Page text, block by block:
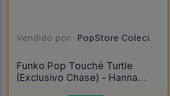
Vendido por: PopStore Colecionáveis - MG
Funko Pop Touché Turtle
(Exclusivo Chase) - Hanna